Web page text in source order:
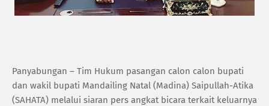
Panyabungan – Tim Hukum pasangan calon calon bupati
dan wakil bupati Mandailing Natal (Madina) Saipullah-Atika
(SAHATA) melalui siaran pers angkat bicara terkait keluarnya